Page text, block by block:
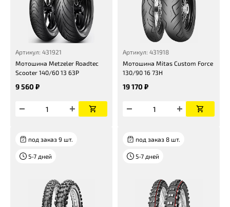
Артикул: 431921
Мотошина Metzeler Roadtec
Scooter 140/60 13 63P
9 560 ₽
Артикул: 431918
Мотошина Mitas Custom Force
130/90 16 73H
19 170 ₽
под заказ 9 шт.
5-7 дней
под заказ 8 шт.
5-7 дней